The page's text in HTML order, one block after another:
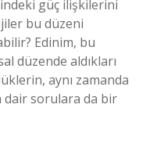
güç ilişkilerini
bu düzeni
Edinim, bu
düzende aldıkları
aynı zamanda
dair sorulara da bir